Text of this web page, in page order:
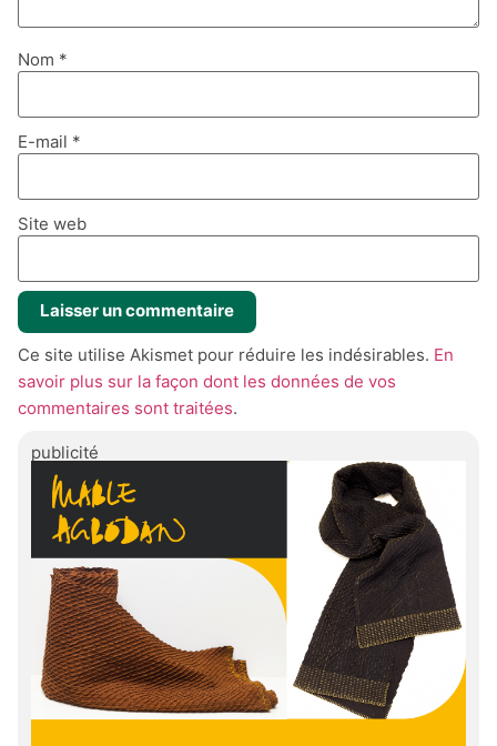
Nom *
E-mail *
Site web
Ce site utilise Akismet pour réduire les indésirables. En
savoir plus sur la façon dont les données de vos
commentaires sont traitées.
publicité